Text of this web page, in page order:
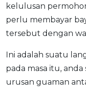
kelulusan
perlu membayar
tersebut dengan
Ini adalah suatu
pada masa itu,
urusan guaman